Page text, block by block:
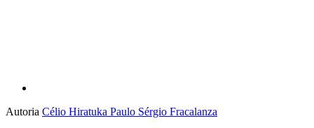
Autoria Célio Hiratuka Paulo Sérgio Fracalanza